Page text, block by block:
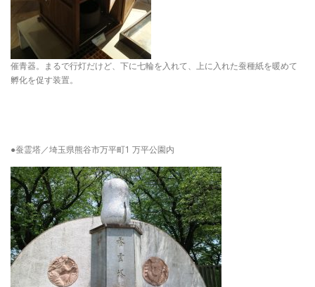
催青器。まるで行灯だけど、下に七輪を入れて、上に入れた蚕種紙を暖めて
孵化を促す装置。
●蚕霊塔／埼玉県熊谷市万平町1 万平公園内